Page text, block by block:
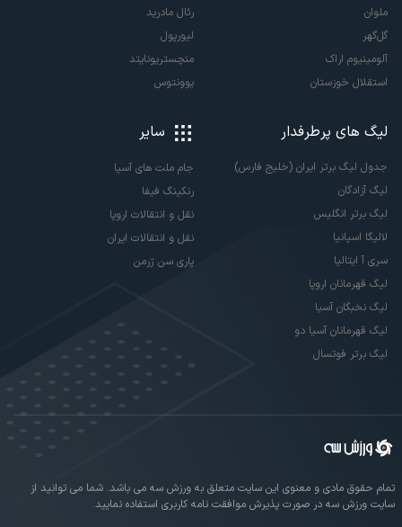
ملوان
گل‌گهر
آلومینیوم اراک
استقلال خوزستان
رئال مادرید
لیورپول
منچستریونایتد
یوونتوس
لیگ های پرطرفدار
جدول لیگ برتر ایران (خلیج فارس)
لیگ آزادگان
لیگ برتر انگلیس
لالیگا اسپانیا
سری آ ایتالیا
لیگ قهرمانان اروپا
لیگ نخبگان آسیا
لیگ قهرمانان آسیا دو
لیگ برتر فوتسال
سایر
جام ملت های آسیا
رنکینگ فیفا
نقل و انتقالات اروپا
نقل و انتقالات ایران
پاری سن ژرمن
تمام حقوق مادی و معنوی این سایت متعلق به ورزش سه می باشد. شما می توانید از
سایت ورزش سه در صورت پذیرش موافقت نامه کاربری استفاده نمایید.